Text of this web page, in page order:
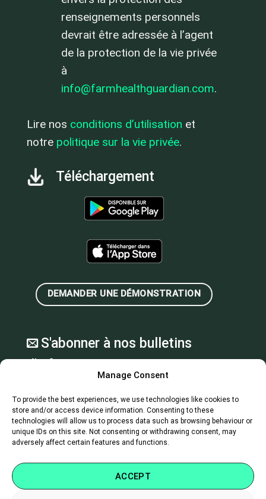
Manage Consent
To provide the best experiences, we use technologies like cookies to
store and/or access device information. Consenting to these
technologies will allow us to process data such as browsing behaviour or
unique IDs on this site. Not consenting or withdrawing consent, may
adversely affect certain features and functions.
ACCEPT
renseignements personnels
devrait être adressée à l’agent
de la protection de la vie privée
à
info@farmhealthguardian.com.
Lire nos conditions d’utilisation et
notre politique sur la vie privée.
Téléchargement
DEMANDER UNE DÉMONSTRATION
S'abonner à nos bulletins
[FR]
SUBMIT